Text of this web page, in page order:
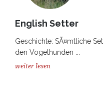
English Setter
Geschichte: SÃ¤mtliche
den Vogelhunden ...
weiter lesen